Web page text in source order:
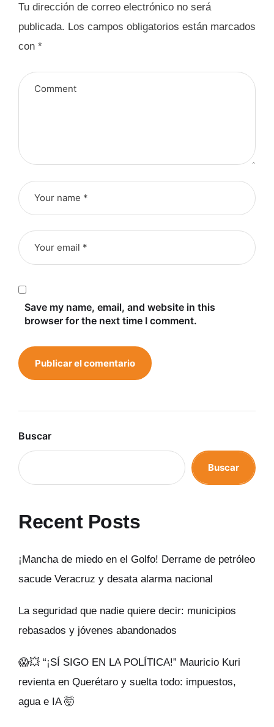
Tu dirección de correo electrónico no será
publicada. Los campos obligatorios están marcados
con *
Save my name, email, and website in this
browser for the next time I comment.
Buscar
Buscar
Recent Posts
¡Mancha de miedo en el Golfo! Derrame de petróleo
sacude Veracruz y desata alarma nacional
La seguridad que nadie quiere decir: municipios
rebasados y jóvenes abandonados
😱💥 “¡SÍ SIGO EN LA POLÍTICA!” Mauricio Kuri
revienta en Querétaro y suelta todo: impuestos,
agua e IA 🤯